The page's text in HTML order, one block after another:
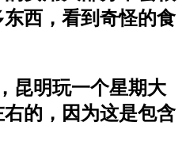
西，看到奇怪的食
昆明玩一个星期大
的，因为这是包含